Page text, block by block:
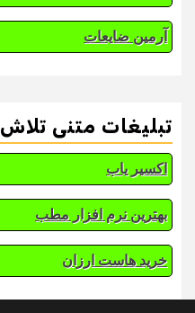
آرمین ضایعات
تبلیغات متنی تلاش
اکسیر یاب
بهترین نرم افزار مطب
خرید هاست ارزان